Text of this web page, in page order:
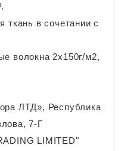
ткань в сочетании с
волокна 2х150г/м2,
ЛТД», Республика
7-Г
LIMITED"